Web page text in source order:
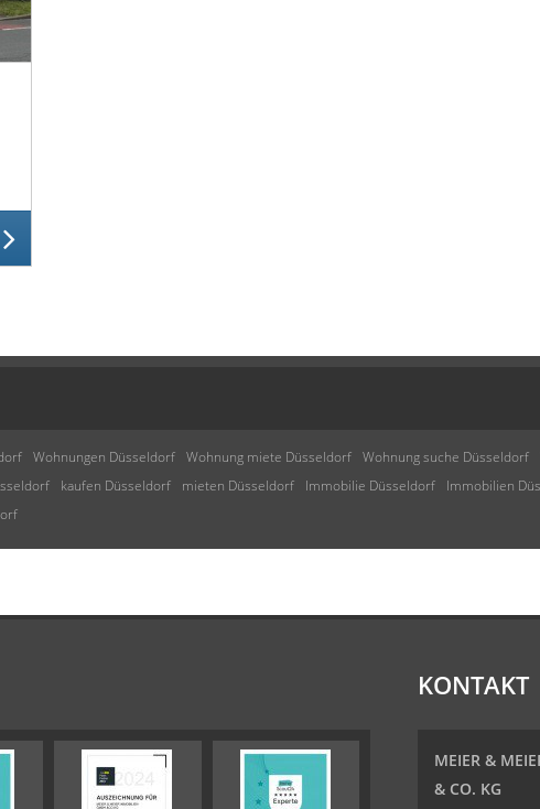
Wohnungen Düsseldorf Wohnung miete Düsseldorf Wohnung suche Düsseldorf
kaufen Düsseldorf mieten Düsseldorf Immobilie Düsseldorf Immobilien
KONTAKT
MEIER &
& CO. KG